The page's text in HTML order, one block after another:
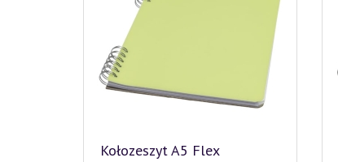
Kołozeszyt A5 Flex